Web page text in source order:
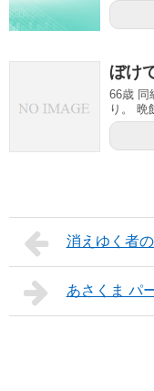
ぼけ
66歳 同
り。 晩
消えゆく者の
あさくま パ